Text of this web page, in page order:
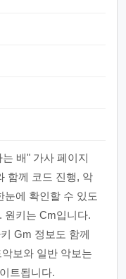
배" 가사 페이지
함께 코드 진행, 악
눈에 확인할 수 있도
원키는 Cm입니다.
Gm 정보도 함께
보와 일반 악보는
트됩니다.